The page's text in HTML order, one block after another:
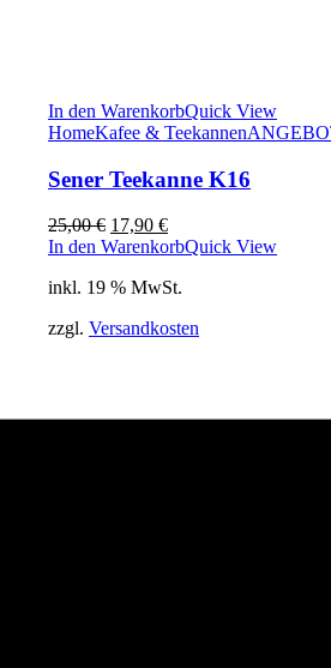
In den WarenkorbQuick View
HomeKafee & Teekannen
Sener Teekanne K16
25,00€ Ursprünglicher
Preis
25,00 €
17,90 €Aktueller
Preis
17,90 €.
In den WarenkorbQuick View
inkl. 19 % MwSt.
zzgl. Versandkosten